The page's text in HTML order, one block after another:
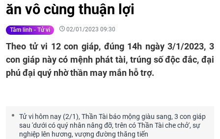
ăn vô cùng thuận lợi
Tâm linh - Tử vi 02/01/2023 09:30
Theo tử vi 12 con giáp, đúng 14h ngày 3/1/2023, 3
con giáp này có mệnh phát tài, trúng số độc đắc, đại
phú đại quý nhờ thần may mắn hỗ trợ.
Tử vi hôm nay (2/1), Thần Tài báo mộng giàu sang, 3 con giáp
sau 'dưới có quý nhân nâng đỡ, trên có Thần Tài che chở', sự
nghiệp lên hương, vượng đường thăng tiến